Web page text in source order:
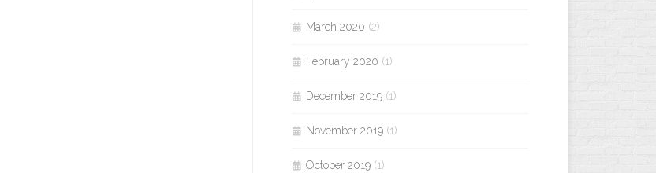
March 2020 (2)
February 2020 (1)
December 2019 (1)
November 2019 (1)
October 2019 (1)